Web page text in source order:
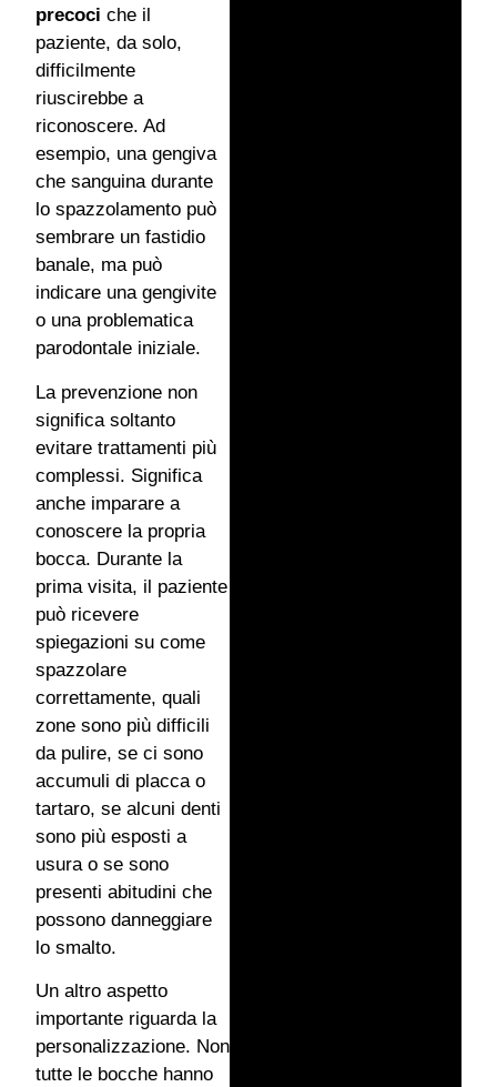
precoci che il
paziente, da solo,
difficilmente
riuscirebbe a
riconoscere. Ad
esempio, una gengiva
che sanguina durante
lo spazzolamento può
sembrare un fastidio
banale, ma può
indicare una gengivite
o una problematica
parodontale iniziale.
La prevenzione non
significa soltanto
evitare trattamenti più
complessi. Significa
anche imparare a
conoscere la propria
bocca. Durante la
prima visita, il paziente
può ricevere
spiegazioni su come
spazzolare
correttamente, quali
zone sono più difficili
da pulire, se ci sono
accumuli di placca o
tartaro, se alcuni denti
sono più esposti a
usura o se sono
presenti abitudini che
possono danneggiare
lo smalto.
Un altro aspetto
importante riguarda la
personalizzazione. Non
tutte le bocche hanno